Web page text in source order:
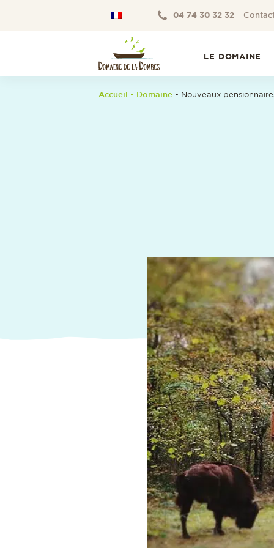
04 74 30 32 32
LE DOMAINE
Accueil • Domaine • Nouveaux